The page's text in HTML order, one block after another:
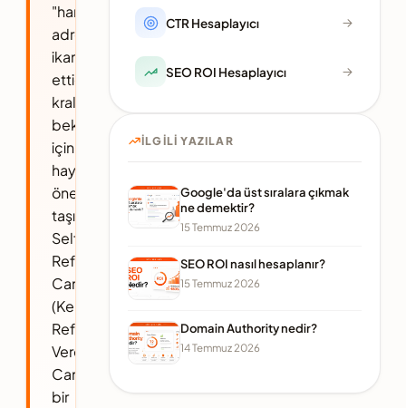
"hangi
adreste"
ikamet
ettiği
krallığın
bekası
için
hayati
önem
taşır.
Self-
Referencing
Canonical
(Kendine
Referans
Veren
Canonical),
bir
CTR Hesaplayıcı
SEO ROI Hesaplayıcı
İLGILI YAZILAR
Google'da üst sıralara çıkmak
ne demektir?
15 Temmuz 2026
SEO ROI nasıl hesaplanır?
15 Temmuz 2026
Domain Authority nedir?
14 Temmuz 2026